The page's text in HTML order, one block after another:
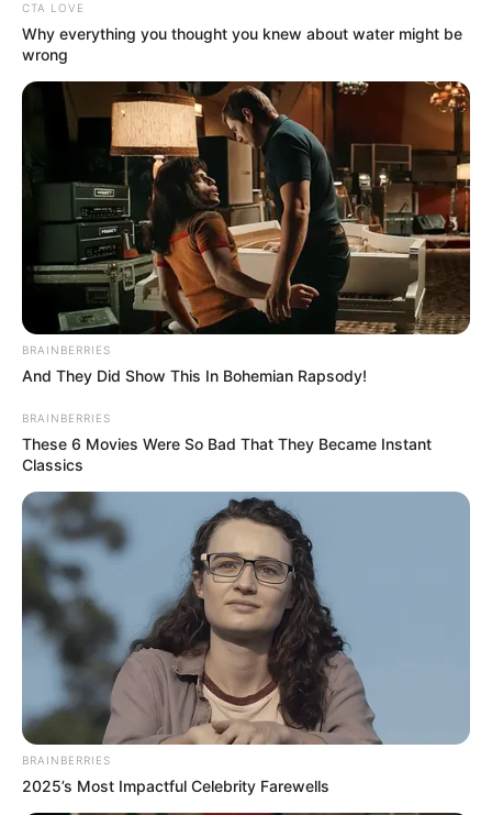
Agentes de saúde defendem o pagamento do Incentivo
ACS e ACE denunciam perseguição após protestos pelo
pagamento do IFA, em Mossoró.
JASB em 10.janeiro.2026. Atualizado
janeiro.2026.
WhatsApp: Rede do JASB |A retirada de plantões deAgentes
Comunitários de Saúde e Agentes de Combate às Endemias
em Mossoróprovocou reação da categoria após mobilizações
realizadas em frente ao Palácio da Resistência, sede da Prefeitura.
-ad3
Os atos ocorreram nos dias 22 de dezembro de 2025 e 5 de
janeiro de 2026
, com o objetivo de cobrar o pagamento do
Incentivo Financeiro Adicional (IFA), prometido pelo
Allyson Bezerra
durante a campanha de reeleição, em 2024. O
episódio reacendeu o debate sobre valorização profissional e
limites da atuação administrativa
🚨Contexto das mobilizações da categoria
cumprimento do compromisso assumido
CTA LOVE
Why everything you thought you knew about water might be
wrong
BRAINBERRIES
And They Did Show This In Bohemian Rapsody!
BRAINBERRIES
These 6 Movies Were So Bad That They Became Instant
Classics
BRAINBERRIES
2025’s Most Impactful Celebrity Farewells